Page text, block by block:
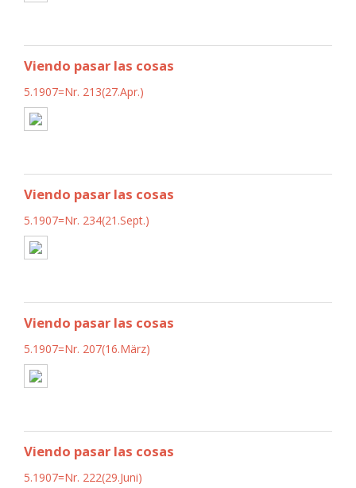
Viendo pasar las cosas
5.1907=Nr. 213(27.Apr.)
Viendo pasar las cosas
5.1907=Nr. 234(21.Sept.)
Viendo pasar las cosas
5.1907=Nr. 207(16.März)
Viendo pasar las cosas
5.1907=Nr. 222(29.Juni)